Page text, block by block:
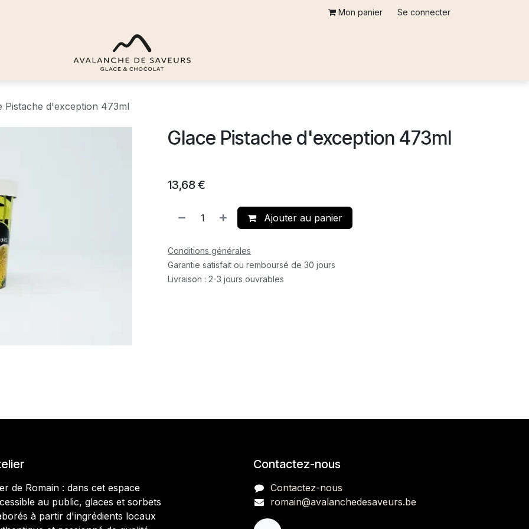
Mon panier Se connecter
Pistache d'exception 473ml
Glace Pistache d'exception 473ml
13,68€
Ajouter au panier
Conditions générales
Garantie satisfait ou remboursé de 30 jours
Livraison : 2-3 jours ouvrables
de Romain : dans cet espace
au public, glaces et sorbets
à partir d'ingrédients locaux
Contactez-nous
Contactez-nous
romain@avalanchedesaveurs.be